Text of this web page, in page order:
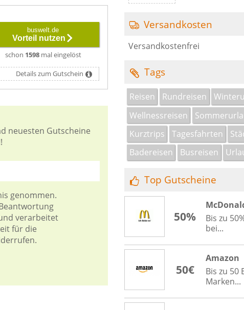
buswelt.de
Vorteil nutzen
schon 1598mal eingelöst
Details zum Gutschein
neuesten Gutscheine
genommen.
verarbeitet
für die
Versandkosten
Versandkostenfrei
Tags
Reisen Rundreisen
Wellnessreisen
Kurztrips
Tagesfahrten
Badereisen
Busreisen
Top Gutscheine
50%
Bis zu
bei...
50€
Amazon
Bis zu 50
Marken...